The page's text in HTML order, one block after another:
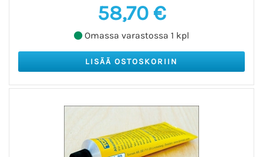
58,70 €
Omassa varastossa 1 kpl